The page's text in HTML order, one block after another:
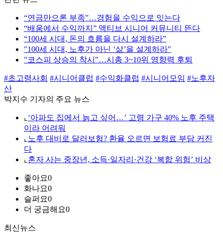
“연금만으론 부족”…경험을 수익으로 잇는다
“배움에서 수익까지” 액티브 시니어 커뮤니티 뜬다
“100세 시대, 돈의 흐름을 다시 설계하라”
"100세 시대, 노후가 아닌 ‘삶’을 설계하라"
"코스피 상승의 착시"…시총 3~10위 영향력 후퇴
#초고령사회 #시니어클럽 #수익화클럽 #시니어모임 #노후자
산
박지수 기자의 주요 뉴스
⌞ ‘아파도 집에서 늙고 싶어…’ 고령 가구 40% 노후 주택
이라 어려워
⌞ 노후 대비로 달러보험? 환율 오르면 보험료 부담 커진
다
⌞ 혼자 사는 중장년, 소득·일자리·건강 ‘복합 위험’ 비상
좋아요0
화나요0
슬퍼요0
더 궁금해요0
최신뉴스